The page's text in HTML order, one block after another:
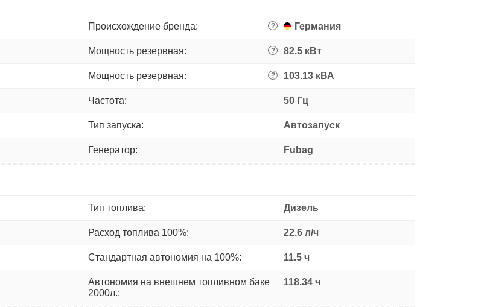
Происхождение бренда: ? Германия
Мощность резервная: ? 82.5 кВт
Мощность резервная: ? 103.13 кВА
Частота: 50 Гц
Тип запуска: Автозапуск
Генератор: Fubag
Тип топлива: Дизель
Расход топлива 100%: 22.6 л/ч
Стандартная автономия на 100%: 11.5 ч
Автономия на внешнем топливном баке
2000л.:
118.34 ч